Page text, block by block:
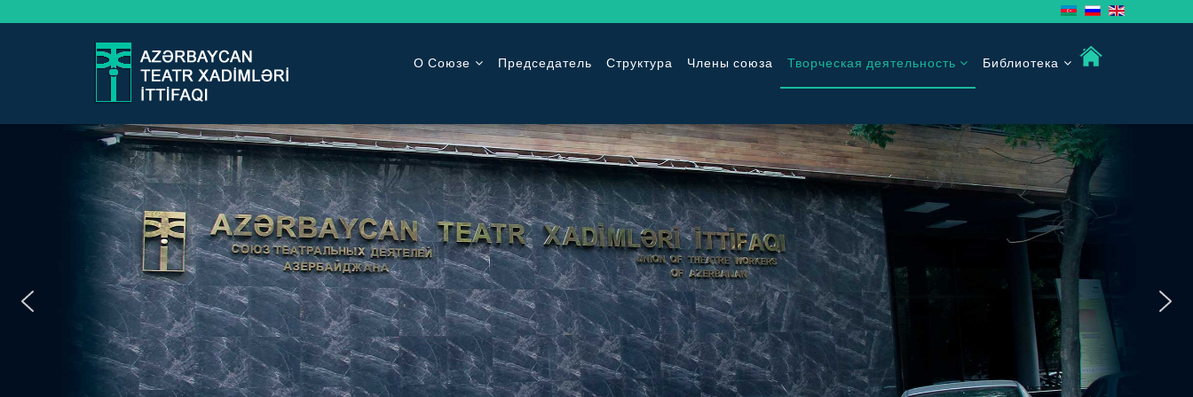
О Союзе Председатель Структура Члены союза Творческая деятельность Библиотека